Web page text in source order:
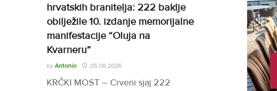
hrvatskih branitelja: 222 baklje
obilježile 10. izdanje memorijalne
manifestacije “Oluja na
Kvarneru”
by Antonio 05.08.2026
KRČKI MOST – Crveni sjaj 222